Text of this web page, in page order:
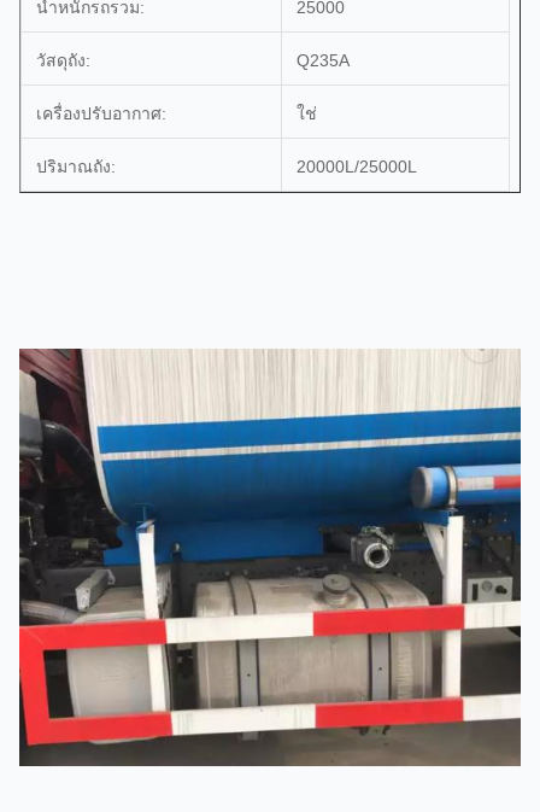
น้ำหนักรถรวม: 25000
วัสดุถัง: Q235A
เครื่องปรับอากาศ: ใช่
ปริมาณถัง: 20000L/25000L